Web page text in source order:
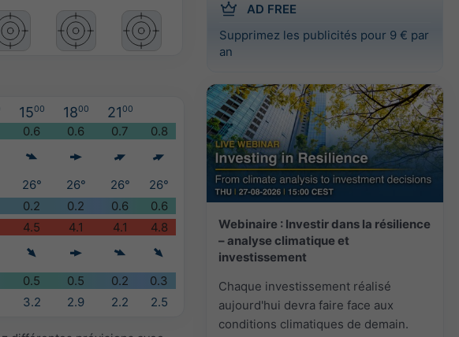
AD FREE
Supprimez les publicités pour 9 € par
an
Webinaire : Investir dans la résilience
– analyse climatique et
investissement
Chaque investissement réalisé
aujourd'hui devra faire face aux
conditions climatiques de demain.
1500 1800 2100
0.6 0.6 0.7
0.8
26° 26° 26°
26°
0.2 0.2 0.6
0.6
4.5 4.1 4.1
4.8
0.5 0.5 0.2
0.3
3.2 2.9 2.2 2.5